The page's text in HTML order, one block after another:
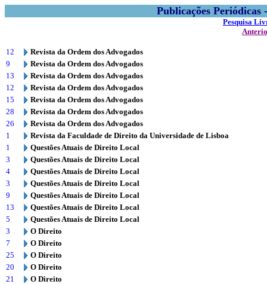
Publicações
Pesquisa
12
Revista da Ordem dos Advogados
9
Revista da Ordem dos Advogados
13
Revista da Ordem dos Advogados
12
Revista da Ordem dos Advogados
15
Revista da Ordem dos Advogados
28
Revista da Ordem dos Advogados
26
Revista da Ordem dos Advogados
1
Revista da Faculdade de Direito da Universidade de Lisboa
1
Questões Atuais de Direito Local
3
Questões Atuais de Direito Local
4
Questões Atuais de Direito Local
3
Questões Atuais de Direito Local
9
Questões Atuais de Direito Local
13
Questões Atuais de Direito Local
5
Questões Atuais de Direito Local
3
O Direito
7
O Direito
25
O Direito
20
O Direito
21
O Direito